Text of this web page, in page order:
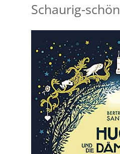
Schaurig-schön